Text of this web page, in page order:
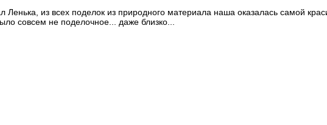
Ленька, из всех поделок из природного материала наша оказалась самой
совсем не поделочное... даже близко...